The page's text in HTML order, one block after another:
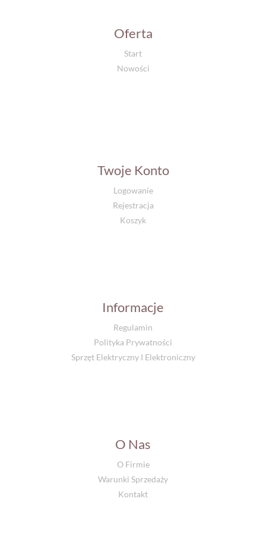
Oferta
Start
Nowości
Twoje Konto
Logowanie
Rejestracja
Koszyk
Informacje
Regulamin
Polityka Prywatności
Sprzęt Elektryczny I Elektroniczny
O Nas
O Firmie
Warunki Sprzedaży
Kontakt